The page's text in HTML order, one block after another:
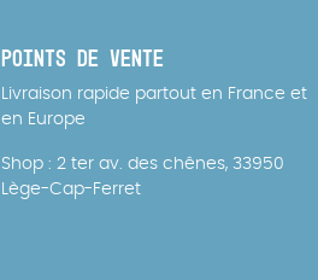
POINTS DE VENTE
Livraison rapide partout en France et
en Europe
Shop : 2 ter av. des chênes, 33950
Lège-Cap-Ferret